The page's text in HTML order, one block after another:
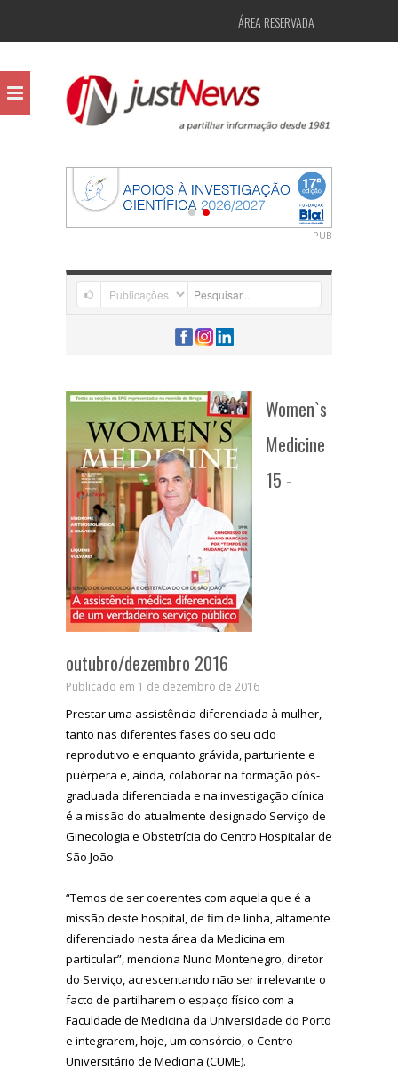
ÁREA RESERVADA
PUB
Women`s
Medicine
15 -
outubro/dezembro 2016
Publicado em 1 de dezembro de 2016
Prestar uma assistência diferenciada à mulher,
tanto nas diferentes fases do seu ciclo
reprodutivo e enquanto grávida, parturiente e
puérpera e, ainda, colaborar na formação pós-
graduada diferenciada e na investigação clínica
é a missão do atualmente designado Serviço de
Ginecologia e Obstetrícia do Centro Hospitalar de
São João.
“Temos de ser coerentes com aquela que é a
missão deste hospital, de fim de linha, altamente
diferenciado nesta área da Medicina em
particular”, menciona Nuno Montenegro, diretor
do Serviço, acrescentando não ser irrelevante o
facto de partilharem o espaço físico com a
Faculdade de Medicina da Universidade do Porto
e integrarem, hoje, um consórcio, o Centro
Universitário de Medicina (CUME).